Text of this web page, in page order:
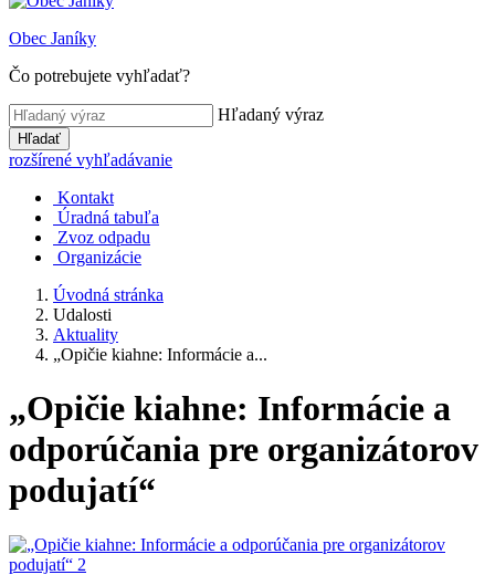
Obec Janíky
Čo potrebujete vyhľadať?
Hľadaný výraz
Hľadať
rozšírené vyhľadávanie
Kontakt
Úradná tabuľa
Zvoz odpadu
Organizácie
Úvodná stránka
Udalosti
Aktuality
„Opičie kiahne: Informácie a...
„Opičie kiahne: Informácie a
odporúčania pre organizátorov
podujatí“